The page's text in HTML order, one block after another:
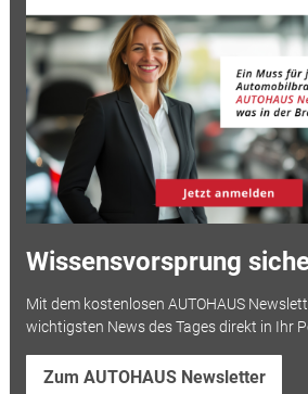
Wissensvorsprung
Mit dem kostenlosen AUTOHAUS
wichtigsten News des Tages direkt in Ihr
Zum AUTOHAUS Newsletter